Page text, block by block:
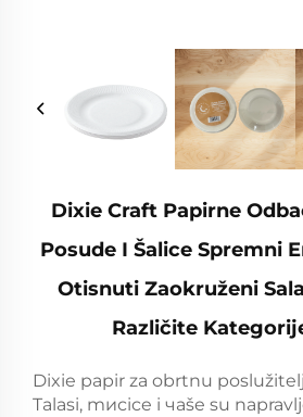
Dixie Craft Papirne
Posude I Šalice Spremni
Otisnuti Zaokruženi
Različite
Dixie papir za obrtnu
Talasi, mисice i чaše su